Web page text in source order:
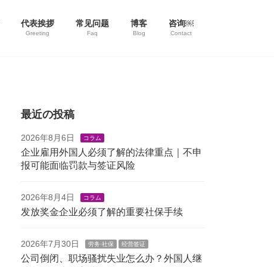
代表挨拶
Greeting
常见问题
Faq
博客
Blog
咨询￼
Contact
最近の投稿
2026年8月6日 コラム
企业雇用外国人必须了解的法律重点｜不申
报可能面临罚款与签证风险
2026年8月4日 コラム
发放奖金企业必须了解的重要社保手续
2026年7月30日 劳务·社保 经营签证
公司倒闭、职场骚扰失业怎么办？外国人继